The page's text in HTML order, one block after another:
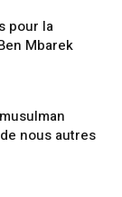
pour la
Mbarek
nous autres